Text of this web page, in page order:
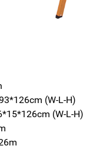
(W-L-H)
(W-L-H)